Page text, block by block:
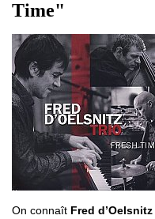
Time"
On connaît Fred d’Oelsnitz